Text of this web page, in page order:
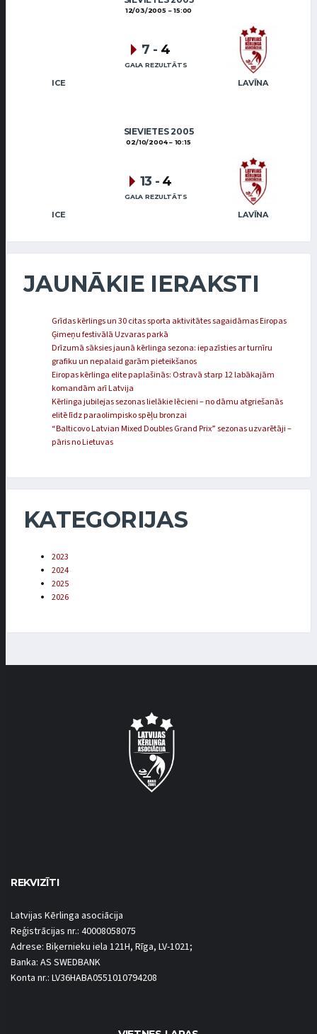
12/03/2005 15:00
ICE LAVĪNA
7 - 4
GALA REZULTĀTS
SIEVIETES 2005
02/10/2004 10:15
ICE LAVĪNA
13 - 4
GALA REZULTĀTS
JAUNĀKIE IERAKSTI
Grīdas kērlings un 30 citas sporta aktivitātes sagaidāmas Eiropas
Ģimeņu festivālā Uzvaras parkā
Drīzumā sāksies jaunā kērlinga sezona: iepazīsties ar turnīru
grafiku un nepalaid garām pieteikšanos
Eiropas kērlinga elite paplašinās: Ostravā starp 12 labākajām
komandām arī Latvija
Kērlinga jubilejas sezonas lielākie lēcieni – no dāmu atgriešanās
elitē līdz paraolimpisko spēļu bronzai
“Balticovo Latvian Mixed Doubles Grand Prix” sezonas uzvarētāji –
pāris no Lietuvas
KATEGORIJAS
2023
2024
2025
2026
REKVIZĪTI
Latvijas Kērlinga asociācija
Reģistrācijas nr.: 40008058075
Adrese: Biķernieku iela 121H, Rīga, LV-1021;
Banka: AS SWEDBANK
Konta nr.: LV36HABA0551010794208